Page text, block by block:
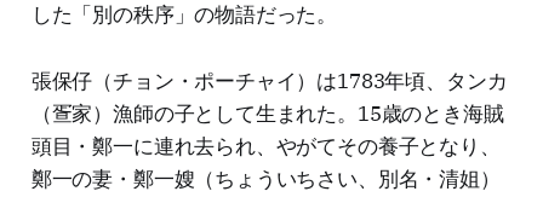
した「別の秩序」の物語だった。
張保仔（チョン・ポーチャイ）は1783年頃、タンカ
（疍家）漁師の子として生まれた。15歳のとき海賊
頭目・鄭一に連れ去られ、やがてその養子となり、
鄭一の妻・鄭一嫂（ちょういちさい、別名・清姐）